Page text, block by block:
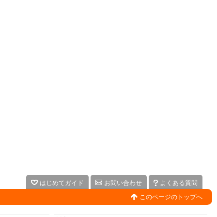
はじめてガイド お問い合わせ
よくある質問
このページのトップへ